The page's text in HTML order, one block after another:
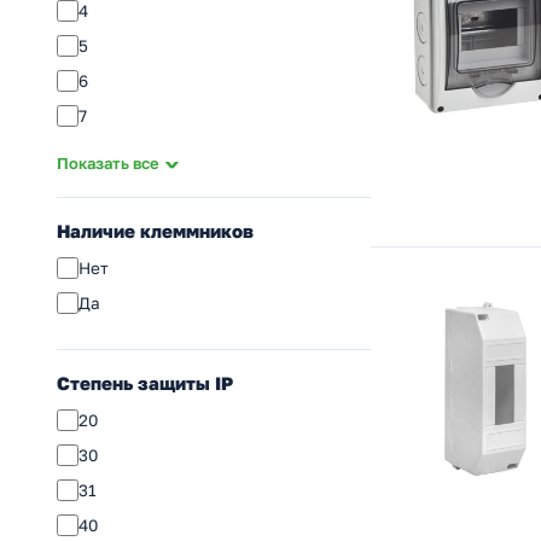
4
5
6
7
18
20
21
24
Показать все
Наличие клеммников
Нет
Да
Степень защиты IP
20
30
31
40